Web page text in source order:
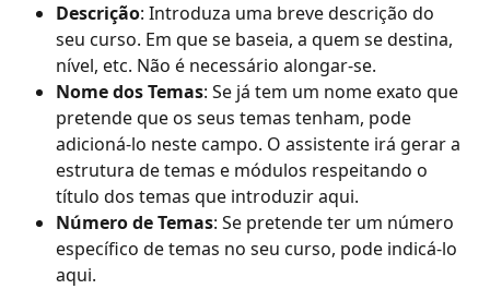
Descrição: Introduza uma breve descrição do
seu curso. Em que se baseia, a quem se destina,
nível, etc. Não é necessário alongar-se.
Nome dos Temas: Se já tem um nome exato que
pretende que os seus temas tenham, pode
adicioná-lo neste campo. O assistente irá gerar a
estrutura de temas e módulos respeitando o
título dos temas que introduzir aqui.
Número de Temas: Se pretende ter um número
específico de temas no seu curso, pode indicá-lo
aqui.